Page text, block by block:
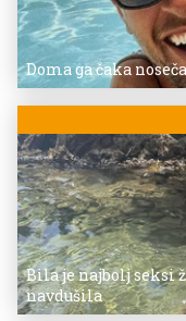
Doma ga čaka
Bila je najbolj seksi
navdušila